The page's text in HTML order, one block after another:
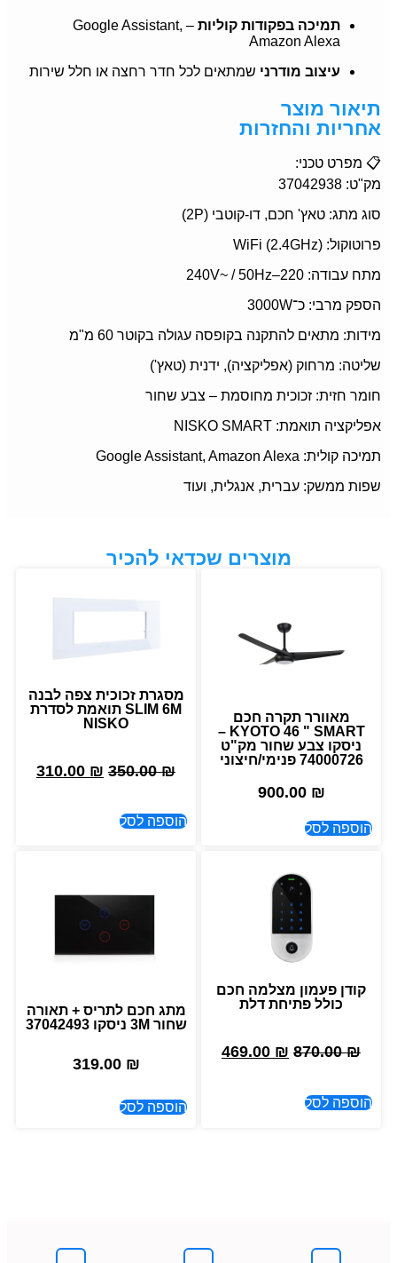
תמיכה בפקודות קוליות
– Google Assistant,
Amazon Alexa
עיצוב מודרני שמתאים לכל חדר רחצה או חלל שירות
תיאור מוצר
אחריות והחזרות
📋 מפרט טכני:
מק"ט: 37042938
סוג מתג: טאץ' חכם, דו-קוטבי (2P)
פרוטוקול: WiFi (2.4GHz)
מתח עבודה: 220–240V~ / 50Hz
הספק מרבי: כ־3000W
מידות: מתאים להתקנה בקופסה עגולה בקוטר 60 מ"מ
שליטה: מרחוק (אפליקציה), ידנית (טאץ')
חומר חזית: זכוכית מחוסמת – צבע שחור
אפליקציה תואמת: NISKO SMART
תמיכה קולית: Google Assistant, Amazon Alexa
שפות ממשק: עברית, אנגלית, ועוד
מוצרים שכדאי להכיר
מאוורר תקרה חכם
KYOTO 46 " SMART –
ניסקו צבע שחור מק"ט
74000726 פנימי/חיצוני
900.00 ₪
הוספה לסל
מסגרת זכוכית צפה לבנה
SLIM 6M תואמת לסדרת
NISKO
350.00₪
310.00 ₪
הוספה לסל
קודן פעמון מצלמה חכם
כולל פתיחת דלת
870.00₪
469.00 ₪
הוספה לסל
מתג חכם לתריס + תאורה
שחור 3M ניסקו 37042493
319.00 ₪
הוספה לסל